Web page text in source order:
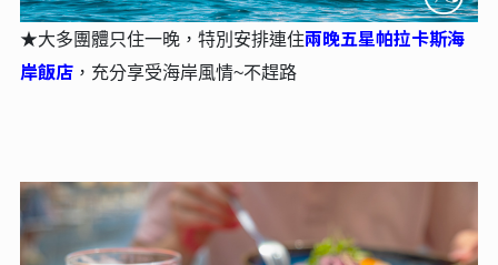
★大多團體只住一晚，特別安排連住兩晚五星帕拉卡斯海
岸飯店，充分享受海岸風情~不趕路